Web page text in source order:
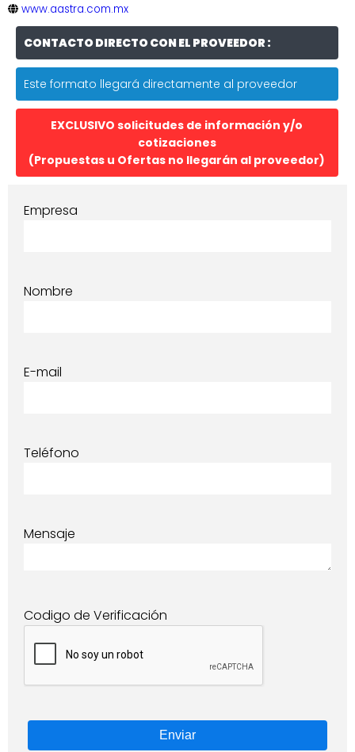
www.aastra.com.mx
CONTACTO DIRECTO CON EL PROVEEDOR :
Este formato llegará directamente al proveedor
EXCLUSIVO solicitudes de información y/o
cotizaciones
(Propuestas u Ofertas no llegarán al proveedor)
Empresa
Nombre
E-mail
Teléfono
Mensaje
Codigo de Verificación
Enviar